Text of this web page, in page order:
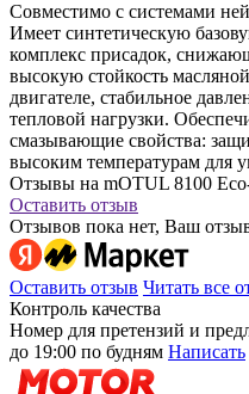
Совместимо с системами
Имеет синтетическую
комплекс присадок,
высокую стойкость
двигателе, стабильное
тепловой нагрузки.
смазывающие свойства:
высоким температурам для
Отзывы на mOTUL 8100
Оставить отзыв
Отзывов пока нет, Ваш
Оставить отзыв Читать все
Контроль качества
Номер для претензий и
до 19:00 по будням Написать